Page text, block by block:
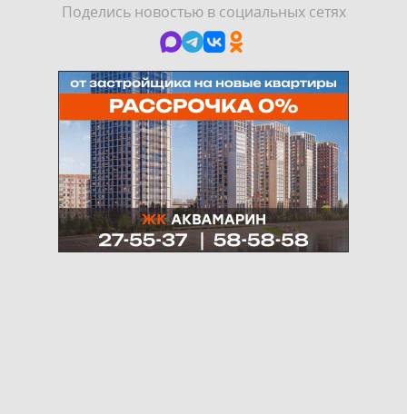
Поделись новостью в социальных сетях